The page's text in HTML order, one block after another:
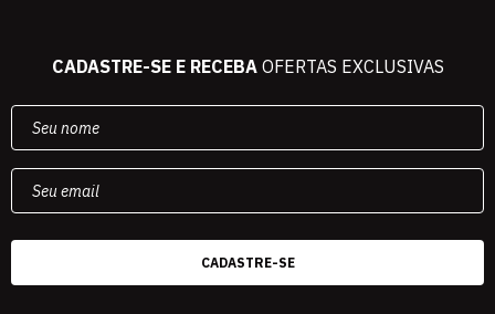
CADASTRE-SE E RECEBAOFERTAS EXCLUSIVAS